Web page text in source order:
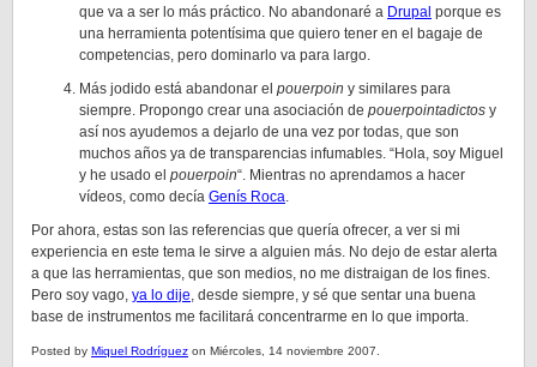
que va a ser lo más práctico. No abandonaré a Drupal porque es
una herramienta potentísima que quiero tener en el bagaje de
competencias, pero dominarlo va para largo.
Más jodido está abandonar el pouerpoin y similares para
siempre. Propongo crear una asociación de pouerpointadictos y
así nos ayudemos a dejarlo de una vez por todas, que son
muchos años ya de transparencias infumables. “Hola, soy Miguel
y he usado el pouerpoin“. Mientras no aprendamos a hacer
vídeos, como decía Genís Roca.
Por ahora, estas son las referencias que quería ofrecer, a ver si mi
experiencia en este tema le sirve a alguien más. No dejo de estar alerta
a que las herramientas, que son medios, no me distraigan de los fines.
Pero soy vago, ya lo dije, desde siempre, y sé que sentar una buena
base de instrumentos me facilitará concentrarme en lo que importa.
Posted by Miquel Rodríguez on Miércoles, 14 noviembre 2007.